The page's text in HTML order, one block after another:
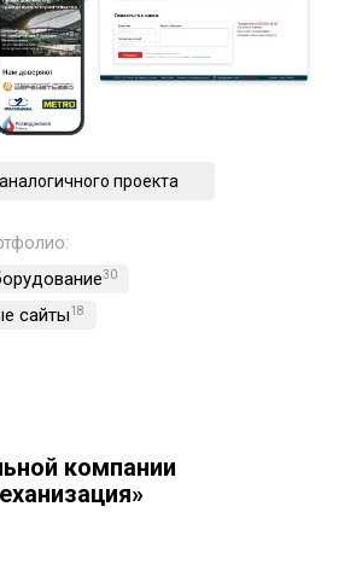
проекта
30
сайты18
компании